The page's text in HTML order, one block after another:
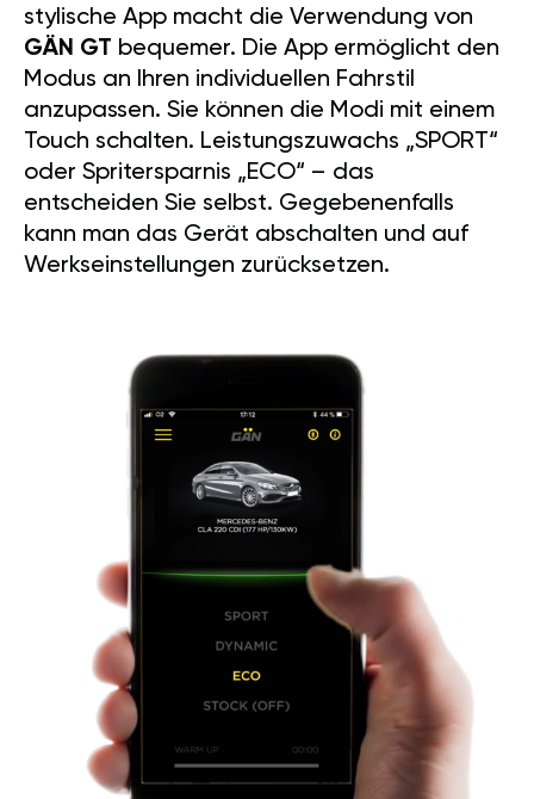
stylische App macht die Verwendung von
GÄN GT bequemer. Die App ermöglicht den
Modus an Ihren individuellen Fahrstil
anzupassen. Sie können die Modi mit einem
Touch schalten. Leistungszuwachs „SPORT“
oder Spritersparnis „ECO“ – das
entscheiden Sie selbst. Gegebenenfalls
kann man das Gerät abschalten und auf
Werkseinstellungen zurücksetzen.